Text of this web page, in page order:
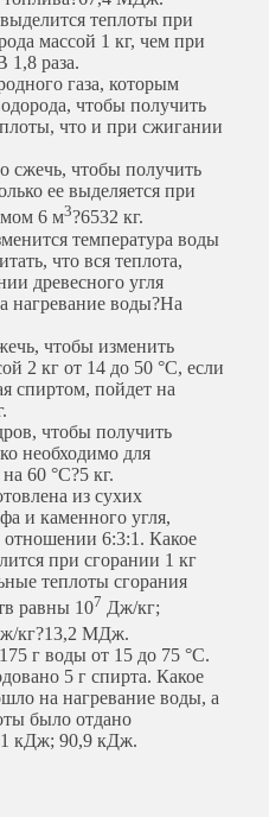
теплоты при
массой 1 кг, чем при
1,8 раза.
газа, которым
чтобы получить
что и при сжигании
сжечь, чтобы получить
ее выделяется при
6 м3?6532 кг.
температура воды
что вся теплота,
древесного угля
нагревание воды?На
чтобы изменить
2 кг от 14 до 50 °С, если
спиртом, пойдет на
чтобы получить
необходимо для
60 °С?5 кг.
из сухих
и каменного угля,
6:3:1. Какое
при сгорании 1 кг
теплоты сгорания
равны 107 Дж/кг;
кг?13,2 МДж.
г воды от 15 до 75 °С.
5 г спирта. Какое
на нагревание воды, а
было отдано
кДж; 90,9 кДж.